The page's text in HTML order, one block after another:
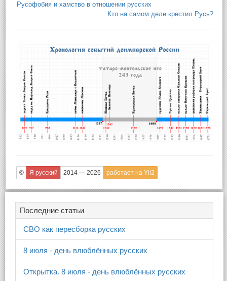
Русофобия и хамство в отношении русских
Кто на самом деле крестил Русь?
© Я русский 2014 — 2026 работает на Yii2
Последние статьи
СВО как пересборка русских
8 июля - день влюблённых русских
Открытка. 8 июля - день влюблённых русских